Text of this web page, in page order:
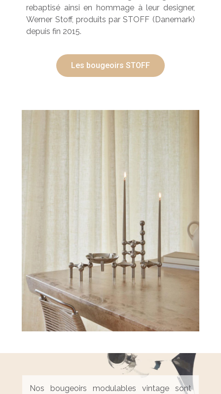
rebaptisé ainsi en hommage à leur designer,
Werner Stoff, produits par STOFF (Danemark)
depuis fin 2015.
Les bougeoirs STOFF
Nos bougeoirs modulables vintage sont